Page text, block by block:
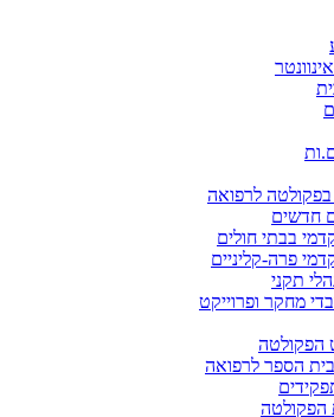
לרפואה
חדשים
בבתי חולים
פרה-קליניים
תקני
מחקר ופרוייקט
הפקולטה
הספר לרפואה
הפקולטה